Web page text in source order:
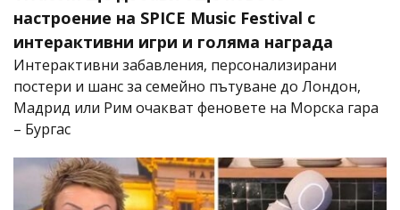
настроение на SPICE Music Festival с
интерактивни игри и голяма награда
Интерактивни забавления, персонализирани
постери и шанс за семейно пътуване до Лондон,
Мадрид или Рим очакват феновете на Морска гара
– Бургас